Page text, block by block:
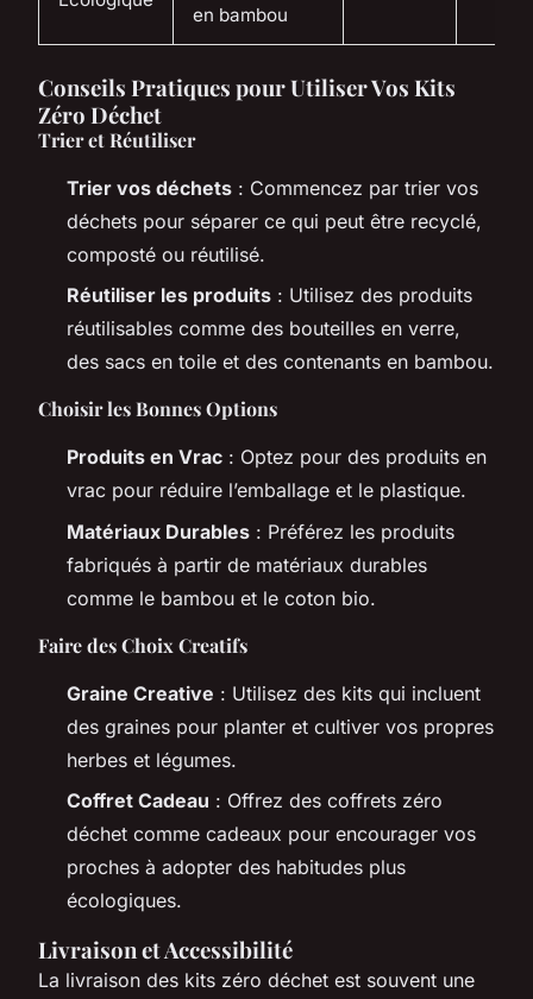
en bambou
Conseils Pratiques pour Utiliser Vos Kits
Zéro Déchet
Trier et Réutiliser
Trier vos déchets : Commencez par trier vos
déchets pour séparer ce qui peut être recyclé,
composté ou réutilisé.
Réutiliser les produits : Utilisez des produits
réutilisables comme des bouteilles en verre,
des sacs en toile et des contenants en bambou.
Choisir les Bonnes Options
Produits en Vrac : Optez pour des produits en
vrac pour réduire l’emballage et le plastique.
Matériaux Durables : Préférez les produits
fabriqués à partir de matériaux durables
comme le bambou et le coton bio.
Faire des Choix Creatifs
Graine Creative : Utilisez des kits qui incluent
des graines pour planter et cultiver vos propres
herbes et légumes.
Coffret Cadeau : Offrez des coffrets zéro
déchet comme cadeaux pour encourager vos
proches à adopter des habitudes plus
écologiques.
Livraison et Accessibilité
La livraison des kits zéro déchet est souvent une